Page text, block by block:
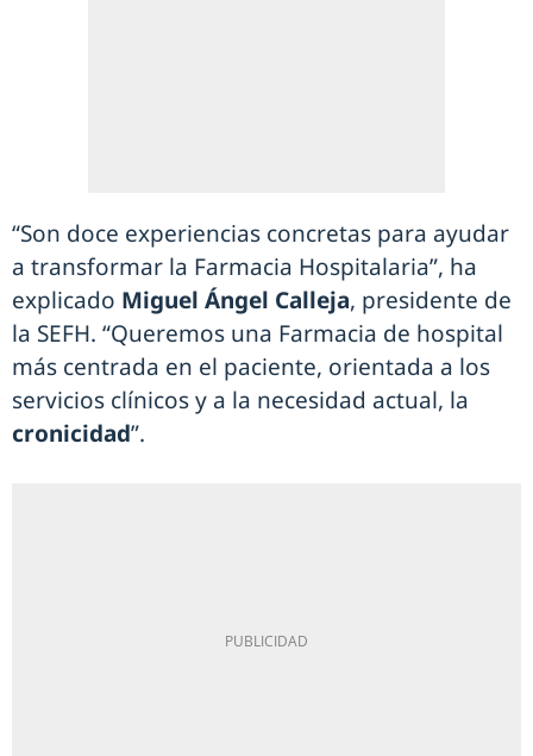
“Son doce experiencias concretas para ayudar
a transformar la Farmacia Hospitalaria”, ha
explicado Miguel Ángel Calleja, presidente de
la SEFH. “Queremos una Farmacia de hospital
más centrada en el paciente, orientada a los
servicios clínicos y a la necesidad actual, la
cronicidad”.